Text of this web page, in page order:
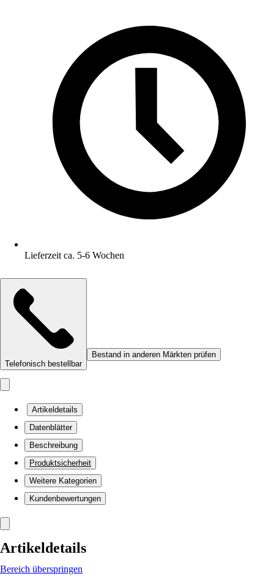
Lieferzeit ca. 5-6 Wochen
Telefonisch bestellbar
Bestand in anderen Märkten prüfen
Artikeldetails
Datenblätter
Beschreibung
Produktsicherheit
Weitere Kategorien
Kundenbewertungen
Artikeldetails
Bereich überspringen